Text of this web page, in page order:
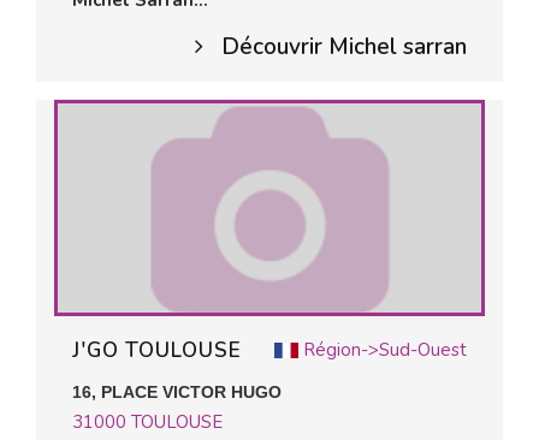
Découvrir Michel sarran
Région->Sud-Ouest
J'GO TOULOUSE
16, PLACE VICTOR HUGO
31000 TOULOUSE